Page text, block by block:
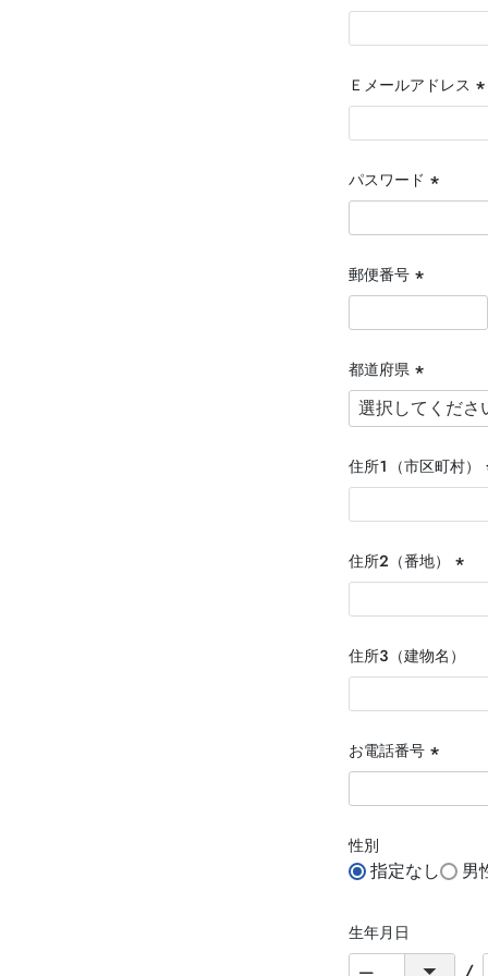
(
Ｅメールアドレス
(
パスワード
(必
須)
郵便番号
(必
須)
都道府県
(必
須)
住所１（市区町村）
住所２（番地）
(必
須)
住所３（建物名）
お電話番号
(必
須)
性別
指定なし 男
生年月日